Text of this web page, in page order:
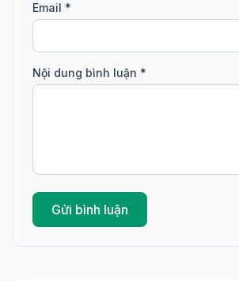
Email *
Nội dung bình luận *
Gửi bình luận